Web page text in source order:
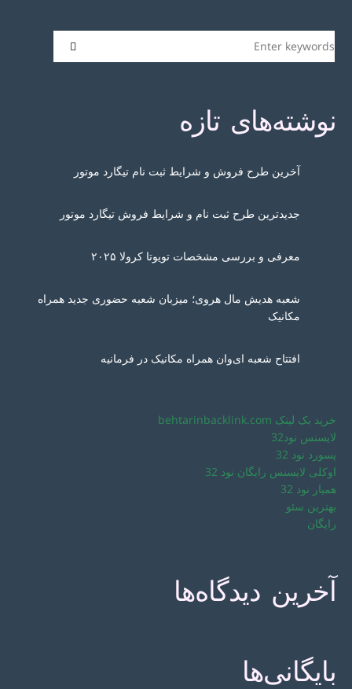
نوشته‌های تازه
آخرین طرح فروش و شرایط ثبت نام تیگارد موتور
جدیدترین طرح ثبت نام و شرایط فروش تیگارد موتور
معرفی و بررسی مشخصات تویوتا کرولا ۲۰۲۵
شعبه هدیش مال هروی؛ میزبان شعبه حضوری جدید همراه
مکانیک
افتتاح شعبه ای‌وان همراه مکانیک در فرمانیه
خرید بک لینک behtarinbacklink.com
لایسنس نود32
پسورد نود 32
اوکلی لایسنس رایگان نود 32
همیار نود 32
بهترین سئو
رایگان
آخرین دیدگاه‌ها
بایگانی‌ها